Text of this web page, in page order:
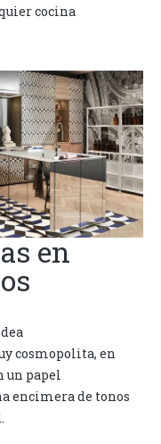
cocina
en
cosmopolita, en
un papel
encimera de tonos